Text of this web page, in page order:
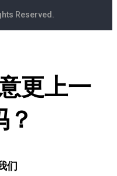
Reserved.
更上一
？
们